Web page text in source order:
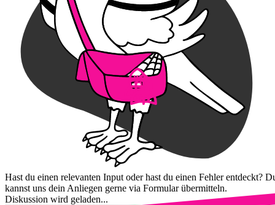
Hast du einen relevanten Input oder hast du einen Fehler entdeckt?
kannst uns dein Anliegen gerne via Formular übermitteln.
Diskussion wird geladen...